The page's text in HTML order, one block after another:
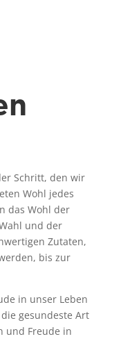
Schritt, den wir
Wohl jedes
das Wohl der
und der
Zutaten,
bis zur
in unser Leben
gesundeste Art
und Freude in